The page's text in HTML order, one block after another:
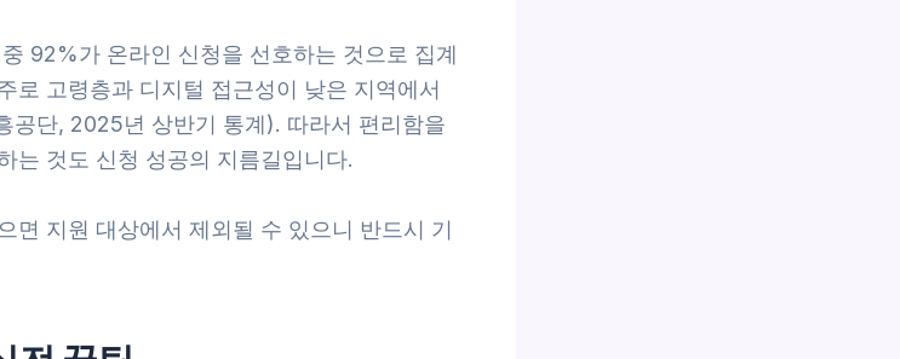
92%가 온라인 신청을 선호하는 것으로 집계
로 고령층과 디지털 접근성이 낮은 지역에서
공단, 2025년 상반기 통계). 따라서 편리함을
는 것도 신청 성공의 지름길입니다.
면 지원 대상에서 제외될 수 있으니 반드시 기